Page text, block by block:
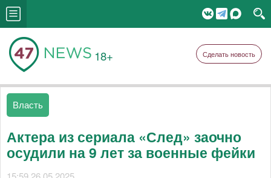
18+ Сделать новость
Власть
Актера из сериала «След» заочно
осудили на 9 лет за военные фейки